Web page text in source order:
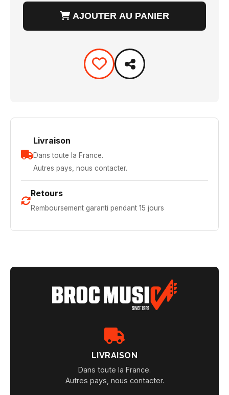
AJOUTER AU PANIER
Livraison
Dans toute la France.
Autres pays, nous contacter.
Retours
Remboursement garanti pendant 15 jours
LIVRAISON
Dans toute la France.
Autres pays, nous contacter.